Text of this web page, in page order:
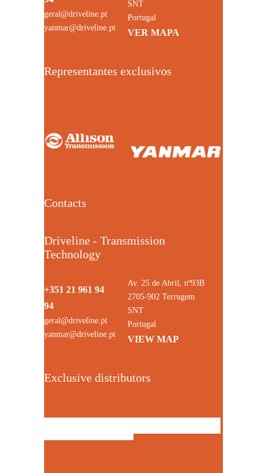
geral@driveline.pt
yanmar@driveline.pt
SNT
Portugal
VER MAPA
Representantes exclusivos
Contacts
Driveline - Transmission
Technology
+351 21 961 94
94
geral@driveline.pt
yanmar@driveline.pt
Av. 25 de Abril, nº93B
2705-902 Terrugem
SNT
Portugal
VIEW MAP
Exclusive distributors